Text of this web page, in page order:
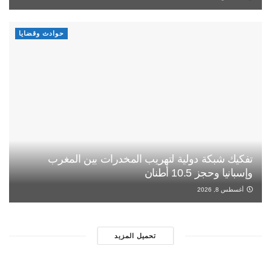
حوادث وقضايا
تفكيك شبكة دولية لتهريب المخدرات بين المغرب
وإسبانيا وحجز 10.5 أطنان
أغسطس 8, 2026
تحميل المزيد